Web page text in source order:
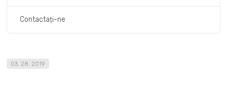
Contactați-ne
03. 28. 2019